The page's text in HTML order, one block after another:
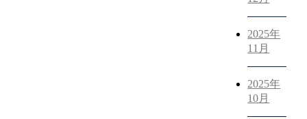
2025年
11月
2025年
10月